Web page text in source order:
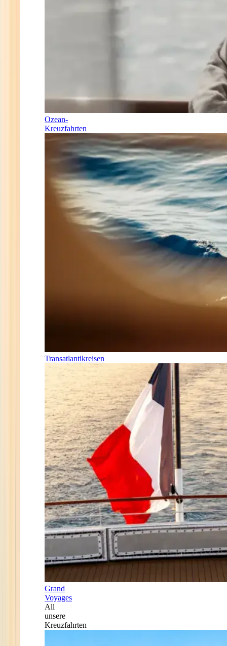
Ozean-
Kreuzfahrten
Transatlantikreisen
Grand
Voyages
All
unsere
Kreuzfahrten